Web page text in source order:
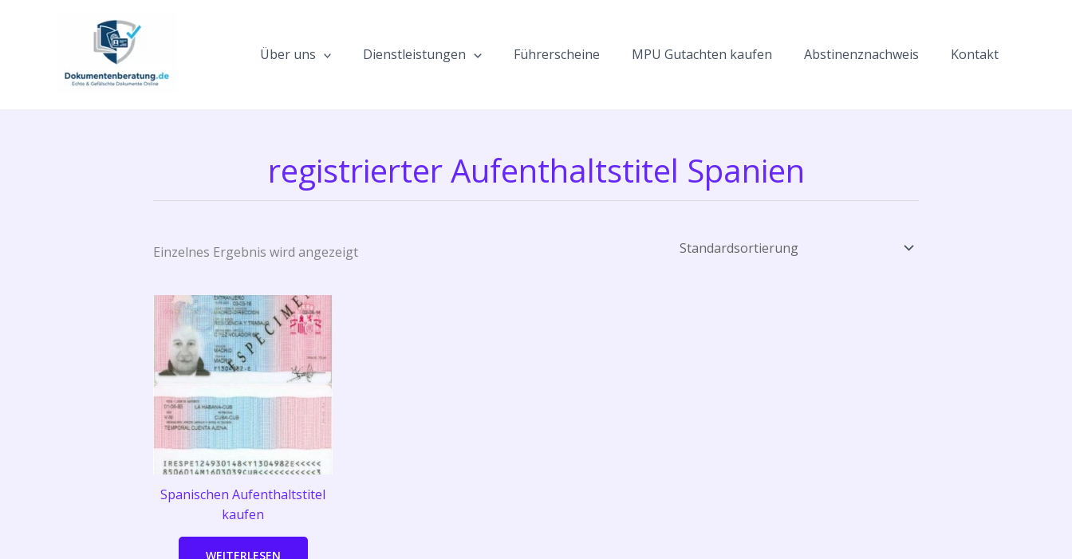
Über uns Dienstleistungen Führerscheine MPU Gutachten kaufen Abstinenznachweis Kontakt
registrierter Aufenthaltstitel Spanien
Einzelnes Ergebnis wird angezeigt
Spanischen Aufenthaltstitel
kaufen
WEITERLESEN